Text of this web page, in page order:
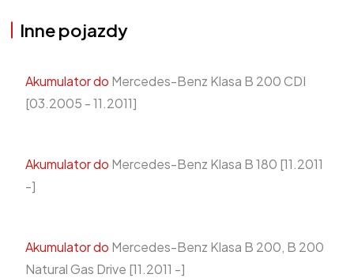
Inne pojazdy
Akumulator do Mercedes-Benz Klasa B 200 CDI
[03.2005 - 11.2011]
Akumulator do Mercedes-Benz Klasa B 180 [11.2011
-]
Akumulator do Mercedes-Benz Klasa B 200, B 200
Natural Gas Drive [11.2011 -]